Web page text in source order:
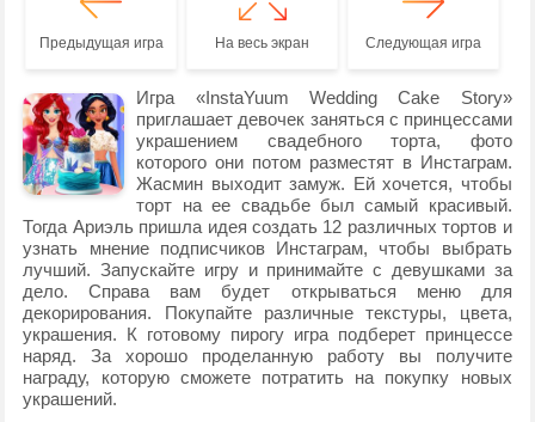
Предыдущая игра На весь экран Следующая игра
Игра «InstaYuum Wedding Cake Story»
приглашает девочек заняться с принцессами
украшением свадебного торта, фото
которого они потом разместят в Инстаграм.
Жасмин выходит замуж. Ей хочется, чтобы
торт на ее свадьбе был самый красивый.
Тогда Ариэль пришла идея создать 12 различных тортов и
узнать мнение подписчиков Инстаграм, чтобы выбрать
лучший. Запускайте игру и принимайте с девушками за
дело. Справа вам будет открываться меню для
декорирования. Покупайте различные текстуры, цвета,
украшения. К готовому пирогу игра подберет принцессе
наряд. За хорошо проделанную работу вы получите
награду, которую сможете потратить на покупку новых
украшений.